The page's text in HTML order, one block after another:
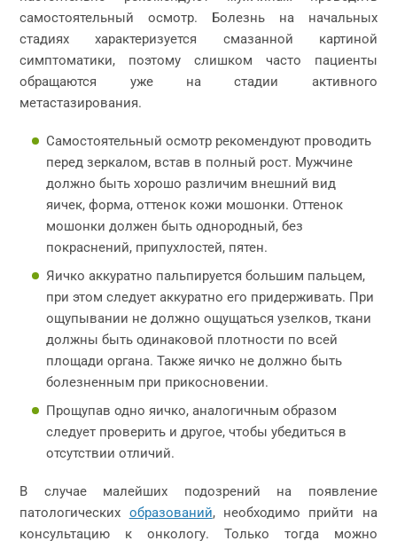
самостоятельный осмотр. Болезнь на начальных
стадиях характеризуется смазанной картиной
симптоматики, поэтому слишком часто пациенты
обращаются уже на стадии активного
метастазирования.
Самостоятельный осмотр рекомендуют проводить
перед зеркалом, встав в полный рост. Мужчине
должно быть хорошо различим внешний вид
яичек, форма, оттенок кожи мошонки. Оттенок
мошонки должен быть однородный, без
покраснений, припухлостей, пятен.
Яичко аккуратно пальпируется большим пальцем,
при этом следует аккуратно его придерживать. При
ощупывании не должно ощущаться узелков, ткани
должны быть одинаковой плотности по всей
площади органа. Также яичко не должно быть
болезненным при прикосновении.
Прощупав одно яичко, аналогичным образом
следует проверить и другое, чтобы убедиться в
отсутствии отличий.
В случае малейших подозрений на появление
патологических образований, необходимо прийти на
консультацию к онкологу. Только тогда можно